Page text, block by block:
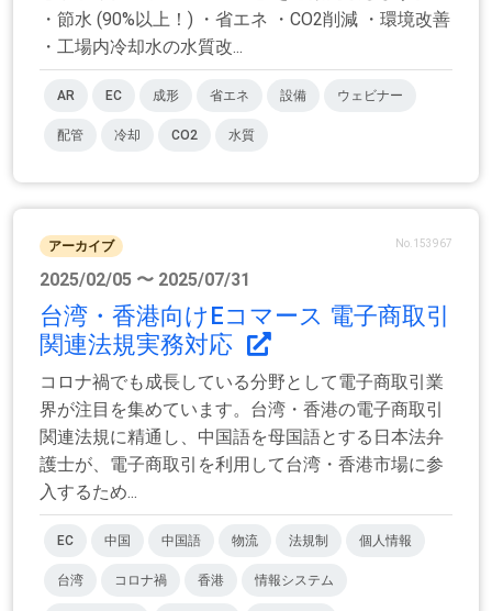
・節水 (90%以上！) ・省エネ ・CO2削減 ・環境改善
・工場内冷却水の水質改...
AR EC 成形 省エネ 設備 ウェビナー
配管 冷却 CO2 水質
アーカイブ No.153967
2025/02/05 〜 2025/07/31
台湾・香港向けEコマース 電子商取引
関連法規実務対応
コロナ禍でも成長している分野として電子商取引業
界が注目を集めています。台湾・香港の電子商取引
関連法規に精通し、中国語を母国語とする日本法弁
護士が、電子商取引を利用して台湾・香港市場に参
入するため...
EC 中国 中国語 物流 法規制 個人情報
台湾 コロナ禍 香港 情報システム